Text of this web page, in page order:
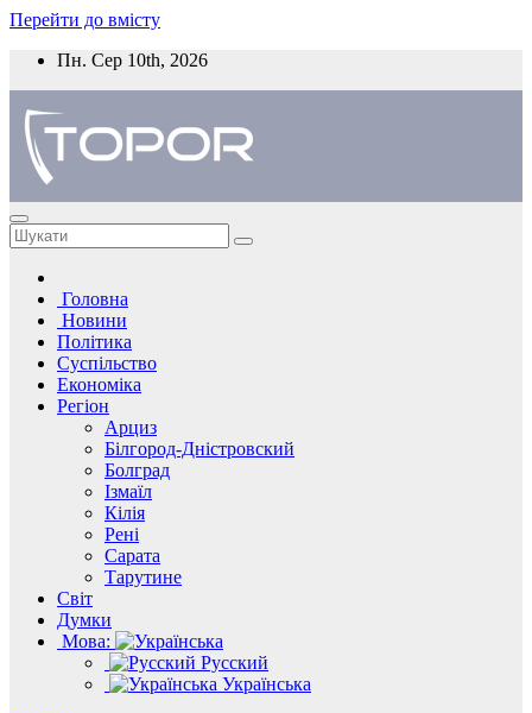
Перейти до вмісту
Пн. Сер 10th, 2026
Головна
Новини
Політика
Суспільство
Економіка
Регіон
Арциз
Білгород-Дністровский
Болград
Ізмаїл
Кілія
Рені
Сарата
Тарутине
Світ
Думки
Мова:
Русский
Українська